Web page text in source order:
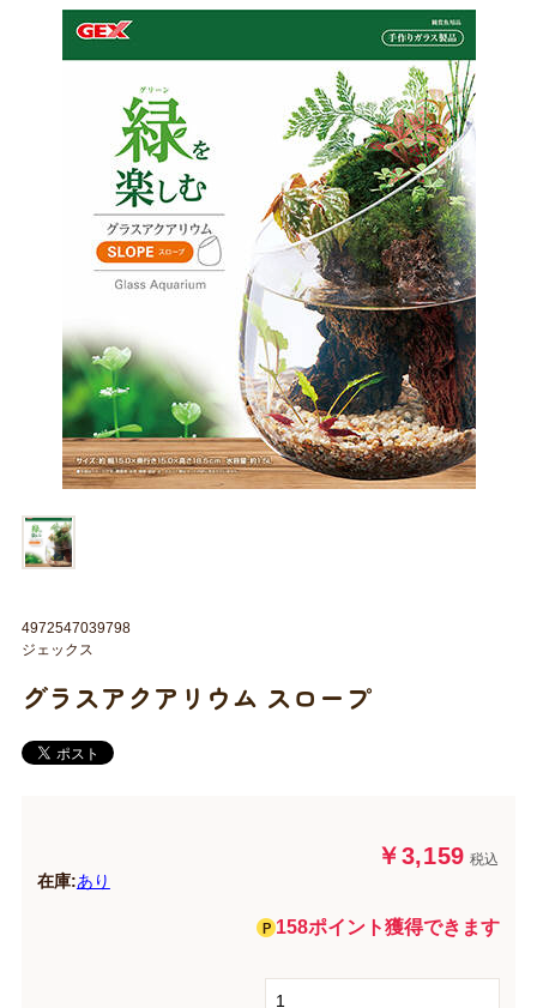
日用品（デイリー） リビング雑貨
トリマーグッズ シニアサポート
お問い合わせ
グラスアクアリウム スロープ
￥3,159 税込
在庫:あり
158ポイント獲得できます
4972547039798
ジェックス